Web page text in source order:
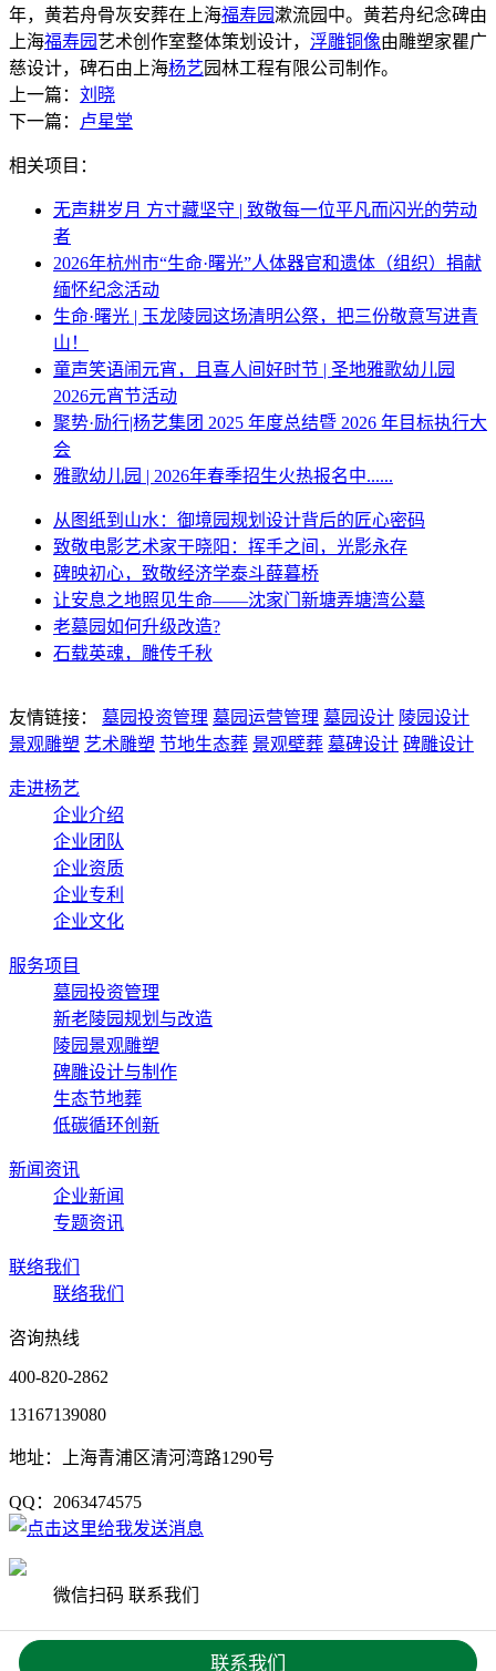
年，黄若舟骨灰安葬在上海福寿园漱流园中。黄若舟纪念碑由
上海福寿园 艺术创作室整体策划设计， 浮雕铜像由雕塑家瞿广
慈设计，碑石由上海杨艺 园林工程有限公司制作。
上一篇： 刘晓
下一篇：
卢星堂
相关项目：
无声耕岁月 方寸藏坚守 | 致敬每一位平凡而闪光的劳动
者
2026年杭州市“生命·曙光”人体器官和遗体（组织）捐献
缅怀纪念活动
生命·曙光 | 玉龙陵园这场清明公祭，把三份敬意写进青
山！
童声笑语闹元宵，且喜人间好时节 | 圣地雅歌幼儿园
2026元宵节活动
聚势·励行|杨艺集团 2025 年度总结暨 2026 年目标执行大
会
雅歌幼儿园 | 2026年春季招生火热报名中......
从图纸到山水：御境园规划设计背后的匠心密码
致敬电影艺术家于晓阳：挥手之间，光影永存
碑映初心，致敬经济学泰斗薛暮桥
让安息之地照见生命——沈家门新塘弄塘湾公墓
老墓园如何升级改造?
石载英魂，雕传千秋
友情链接： 墓园投资管理 墓园运营管理 墓园设计 陵园设计
景观雕塑 艺术雕塑 节地生态葬 景观壁葬 墓碑设计 碑雕设计
走进杨艺
企业介绍
企业团队
企业资质
企业专利
企业文化
服务项目
墓园投资管理
新老陵园规划与改造
陵园景观雕塑
碑雕设计与制作
生态节地葬
低碳循环创新
新闻资讯
企业新闻
专题资讯
联络我们
联络我们
咨询热线
400-820-2862
13167139080
地址：上海青浦区清河湾路1290号
QQ：2063474575
微信扫码 联系我们
Copyright © 2020 上海杨艺园林集团有限公司 版权所有沪ICP
备19033542号
联系我们